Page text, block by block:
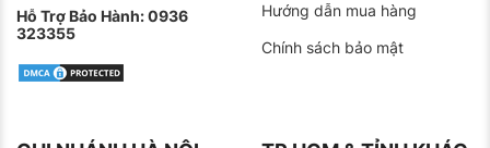
Hỗ Trợ Bảo Hành:0936
323355
Hướng dẫn mua hàng
Chính sách bảo mật